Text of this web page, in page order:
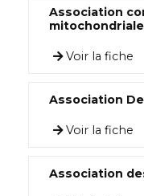
Association
Voir la fiche
Association
Voir la fiche
Association